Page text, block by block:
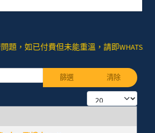
已付費但未能重溫，請即WHATSAPP或者
篩選 清除
每頁顯示條數